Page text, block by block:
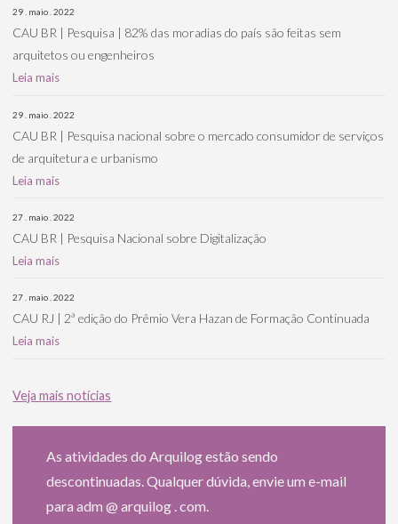
29 . maio . 2022
CAU BR | Pesquisa | 82% das moradias do país são feitas sem
arquitetos ou engenheiros
Leia mais
29 . maio . 2022
CAU BR | Pesquisa nacional sobre o mercado consumidor de serviços
de arquitetura e urbanismo
Leia mais
27 . maio . 2022
CAU BR | Pesquisa Nacional sobre Digitalização
Leia mais
27 . maio . 2022
CAU RJ | 2ª edição do Prêmio Vera Hazan de Formação Continuada
Leia mais
Veja mais notícias
As atividades do Arquilog estão sendo
descontinuadas. Qualquer dúvida, envie um e-mail
para adm @ arquilog . com.